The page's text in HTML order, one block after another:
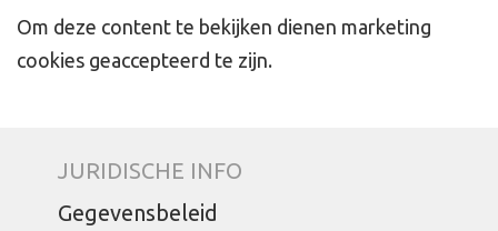
Om deze content te bekijken dienen marketing
cookies geaccepteerd te zijn.
JURIDISCHE INFO
Gegevensbeleid